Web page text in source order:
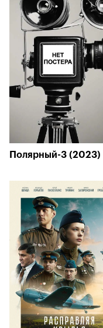
Полярный-3 (2023)